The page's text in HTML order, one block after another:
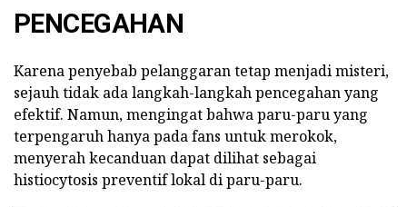
PENCEGAHAN
Karena penyebab pelanggaran tetap menjadi misteri,
sejauh tidak ada langkah-langkah pencegahan yang
efektif. Namun, mengingat bahwa paru-paru yang
terpengaruh hanya pada fans untuk merokok,
menyerah kecanduan dapat dilihat sebagai
histiocytosis preventif lokal di paru-paru.